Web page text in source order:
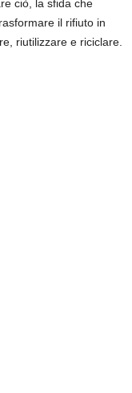
ciò, la sfida che
il rifiuto in
riutilizzare e riciclare.